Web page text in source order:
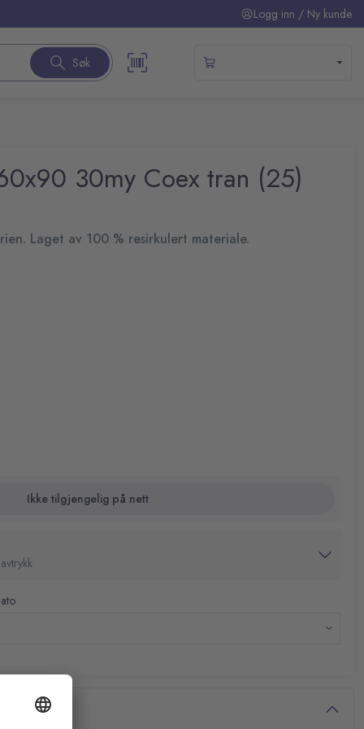
Logg inn / Ny kunde
Søk
30my Coex tran (25)
Laget av 100 % resirkulert materiale.
Ikke tilgjengelig på nett